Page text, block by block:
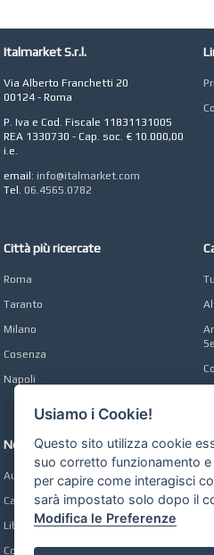
Italmarket S.r.l.
Via Alberto Franchetti 20
00124 - Roma
P. Iva e Cod. Fiscale 11831131005
REA 1330730 - Cap. soc. € 10.000,00
i.e.
email: info@italmarket.com
Tel. 06.4565.0782
Città più ricercate
Roma
Taranto
Milano
Cosenza
Napoli
Network
Automobili Online
Case Online
Libri Online
Compravendita
Usiamo i Cookie!
Questo sito utilizza cookie
suo corretto funzionamento
per capire come interagisci
sarà impostato solo dopo il
Modifica le Preferenze